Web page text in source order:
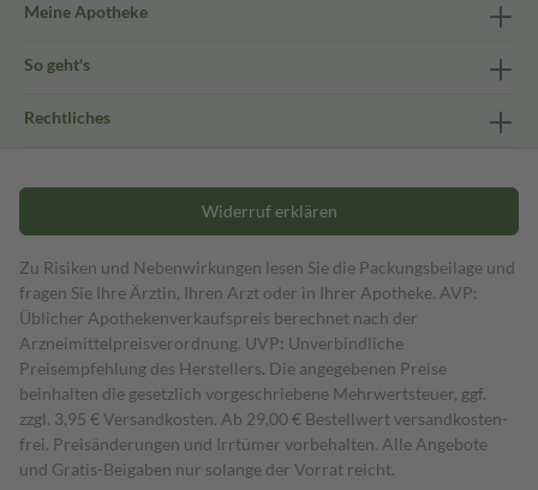
Meine Apotheke
So geht's
Rechtliches
Widerruf erklären
Zu Risiken und Nebenwirkungen lesen Sie die Packungsbeilage und
fragen Sie Ihre Ärztin, Ihren Arzt oder in Ihrer Apotheke. AVP:
Üblicher Apothekenverkaufspreis berechnet nach der
Arzneimittelpreisverordnung. UVP: Unverbindliche
Preisempfehlung des Herstellers. Die angegebenen Preise
beinhalten die gesetzlich vorgeschriebene Mehrwertsteuer, ggf.
zzgl. 3,95 € Versandkosten. Ab 29,00 € Bestell­wert versand­kosten­
frei. Preisänderungen und Irrtümer vorbehalten. Alle Angebote
und Gratis-Beigaben nur solange der Vorrat reicht.